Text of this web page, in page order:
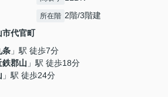
所在階 2階/3階建
市代官町
条 」駅 徒歩7分
鉄郡山 」駅 徒歩18分
」駅 徒歩24分